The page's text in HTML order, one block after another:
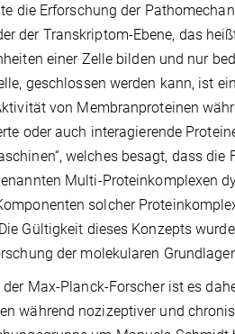
die Erforschung der
der Transkriptom-Ebene, das
einer Zelle bilden und nur
geschlossen werden kann, ist
von Membranproteinen
oder auch interagierende
welches besagt, dass
Multi-Proteinkomplexen
solcher
Gültigkeit dieses Konzepts
der molekularen
der Max-Planck-Forscher ist es
während nozizeptiver und